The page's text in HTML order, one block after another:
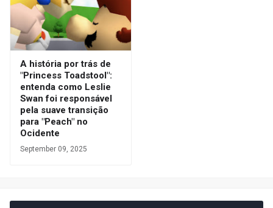
A história por trás de
"Princess Toadstool":
entenda como Leslie
Swan foi responsável
pela suave transição
para "Peach" no
Ocidente
September 09, 2025